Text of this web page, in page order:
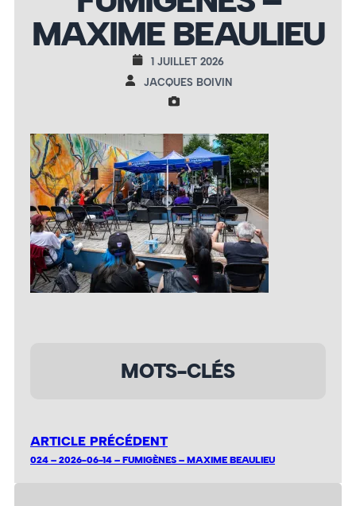
MAXIME BEAULIEU
1 JUILLET 2026
JACQUES BOIVIN
MOTS-CLÉS
ARTICLE PRÉCÉDENT
024 – 2026-06-14 – FUMIGÈNES – MAXIME BEAULIEU